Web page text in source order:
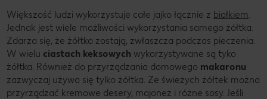
Większość ludzi wykorzystuje całe jajko łącznie z białkiem
Jednak jest wiele możliwości wykorzystania samego żółtka.
Zdarza się, że żółtka zostają, zwłaszcza podczas pieczenia.
W wielu ciastach keksowych wykorzystywane są tyko
żółtka. Również do przyrządzania domowego makaronu
zazwyczaj używa się tylko żółtka. Ze świeżych żółtek można
przyrządzać kremowe desery, majonez i różne sosy. Jeśli